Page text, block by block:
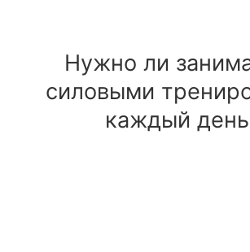
Нужно ли
силовыми
каждый